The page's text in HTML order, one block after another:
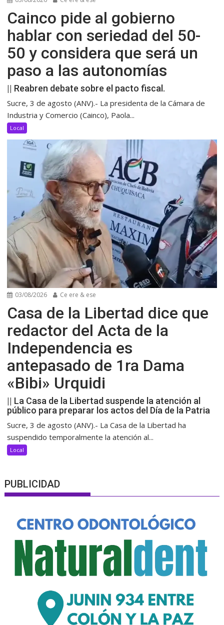
Cainco pide al gobierno
hablar con seriedad del 50-
50 y considera que será un
paso a las autonomías
|| Reabren debate sobre el pacto fiscal.
Sucre, 3 de agosto (ANV).- La presidenta de la Cámara de
Industria y Comercio (Cainco), Paola...
Local
03/08/2026 Ce ere & ese
Casa de la Libertad dice que
redactor del Acta de la
Independencia es
antepasado de 1ra Dama
«Bibi» Urquidi
|| La Casa de la Libertad suspende la atención al
público para preparar los actos del Día de la Patria
Sucre, 3 de agosto (ANV).- La Casa de la Libertad ha
suspendido temporalmente la atención al...
Local
PUBLICIDAD